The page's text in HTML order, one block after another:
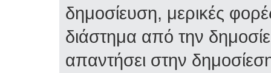
δημοσίευση, μερικές
διάστημα από την
απαντήσει στην